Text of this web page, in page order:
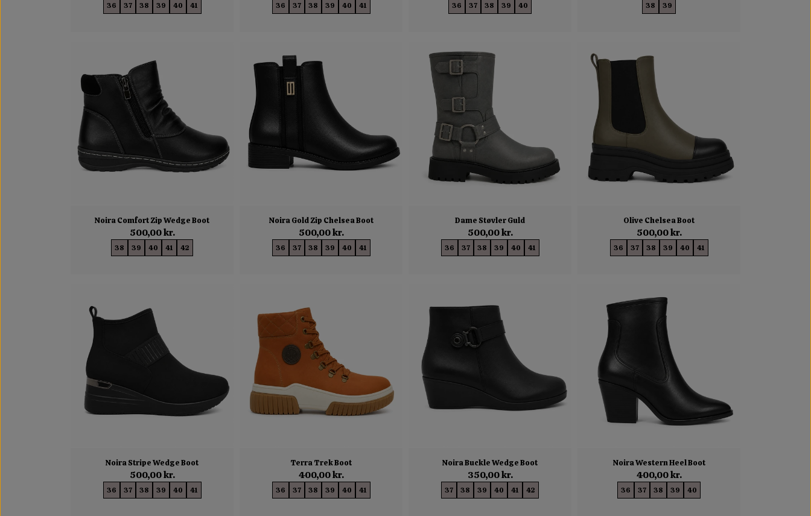
36 37 38 39 40 41 36 37 38 39 40 41 36 37 38 39 40 38 39
Noira Comfort Zip Wedge Boot
500,00 kr.
38 39 40 41 42
Noira Gold Zip Chelsea Boot
500,00 kr.
36 37 38 39 40 41
Dame Støvler Guld
500,00 kr.
36 37 38 39 40 41
Olive Chelsea Boot
500,00 kr.
36 37 38 39 40 41
Noira Stripe Wedge Boot
500,00 kr.
36 37 38 39 40 41
Terra Trek Boot
400,00 kr.
36 37 38 39 40 41
Noira Buckle Wedge Boot
350,00 kr.
37 38 39 40 41 42
Noira Western Heel Boot
400,00 kr.
36 37 38 39 40